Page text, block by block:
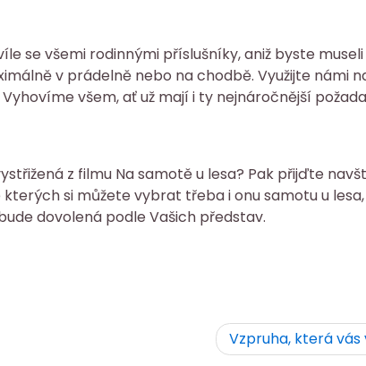
se všemi rodinnými příslušníky, aniž byste
v prádelně nebo na chodbě. Využijte námi
všem, ať už mají i ty nejnáročnější
z filmu Na samotě u lesa? Pak přijďte
si můžete vybrat třeba i onu samotu u
dovolená podle Vašich představ.
Vzpruha, která